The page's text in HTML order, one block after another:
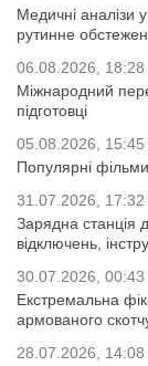
Медичні аналізи
рутинне
06.08.2026, 18:28
Міжнародний
підготовці
05.08.2026, 15:45
Популярні
31.07.2026, 17:32
Зарядна станція
відключень,
30.07.2026, 00:43
Екстремальна
армованого
28.07.2026, 14:08